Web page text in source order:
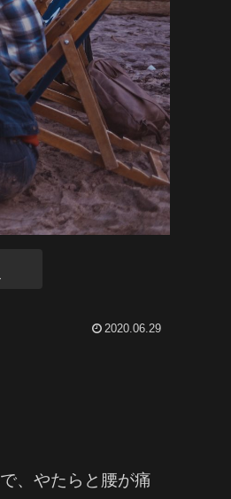
2020.06.29
、やたらと腰が痛